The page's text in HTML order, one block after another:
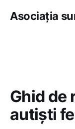
Asociația
Ghid de
autiști